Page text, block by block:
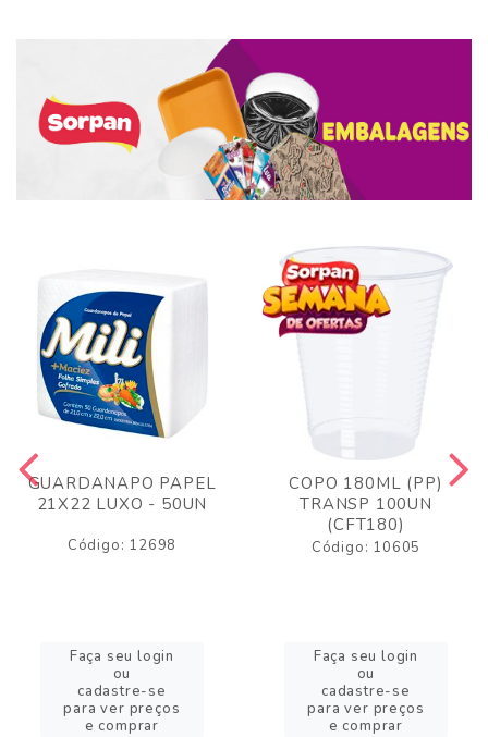
GUARDANAPO PAPEL
21X22 LUXO - 50UN
Código: 12698
Faça seu login
ou
cadastre-se
para ver preços
e comprar
COPO 180ML (PP)
TRANSP 100UN
(CFT180)
Código: 10605
Faça seu login
ou
cadastre-se
para ver preços
e comprar